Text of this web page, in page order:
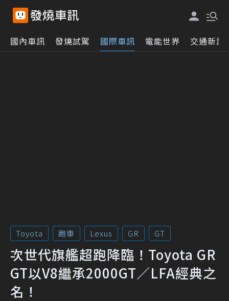
國內車訊 發燒試駕 國際車訊 電能世界 交通新訊
Toyota 跑車 Lexus GR GT
次世代旗艦超跑降臨！Toyota GR
GT以V8繼承2000GT／LFA經典之
名！